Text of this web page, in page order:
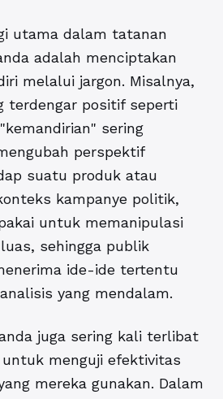
utama dalam tatanan
adalah menciptakan
melalui jargon. Misalnya,
terdengar positif seperti
sering
perspektif
suatu produk atau
kampanye politik,
untuk memanipulasi
sehingga publik
ide-ide tertentu
yang mendalam.
juga sering kali terlibat
menguji efektivitas
mereka gunakan. Dalam